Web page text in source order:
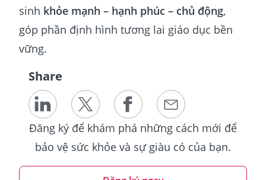
sinh khỏe mạnh – hạnh phúc – chủ động,
góp phần định hình tương lai giáo dục bền
vững.
Share
Đăng ký để khám phá những cách mới để
bảo vệ sức khỏe và sự giàu có của bạn.